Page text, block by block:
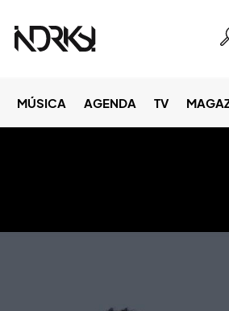
MÚSICA AGENDA TV